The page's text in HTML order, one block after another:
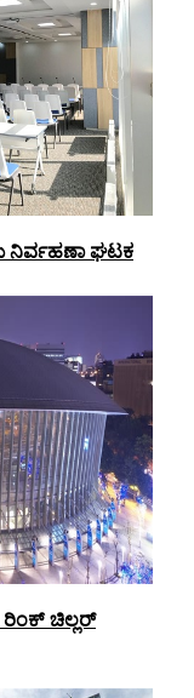
ನಿರ್ವಹಣಾ ಘಟಕ
ರಿಂಕ್ ಚಿಲ್ಲರ್